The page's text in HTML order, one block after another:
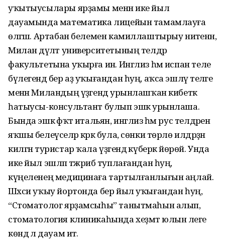
уҡытыусылары ярҙамы менән ике йыл
дауамында математика лицейын тамамлауға
өлгәшә. Артабан белемен камиллаштырыу ниәтенән,
Милан дәүләт университетының телдәр
факультетына уҡырға инә. Инглиз һәм испан теле
бүлегендә бер аҙ уҡығандан һуң, аҡса эшләү теләге
менән Миландың үҙәгендә урынлашҡан кибеткә
һатыусы-консультант булып эшкә урынлаша.
Бында эшкә фәҡәт итальян, инглиз һәм рус телдәрен
яҡшы белеүселәр кәрәк була, сөнки төрлө илдәрҙән
килгән туристар ҡала үҙәгендә күберәк йөрөй. Унда
ике йыл эшләп тәжрибә туплағандан һуң,
күңеленең медицинаға тартылғанлығын аңлай.
Шәхси уҡыу йортонда бер йыл уҡығандан һуң,
“Стоматолог ярҙамсыһы” танытмаһын алып,
стоматология клиникаһында хеҙмәт юлын әлеге
көндә лә дауам итә.